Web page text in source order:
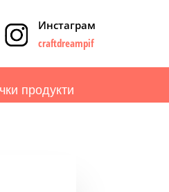
Инстаграм
craftdreampif
продукти